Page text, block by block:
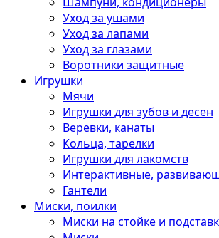
Уход за ушами
Уход за лапами
Уход за глазами
Воротники защитные
Игрушки
Мячи
Игрушки для зубов и десен
Веревки, канаты
Кольца, тарелки
Игрушки для лакомств
Интерактивные,
Гантели
Миски, поилки
Миски на стойке и